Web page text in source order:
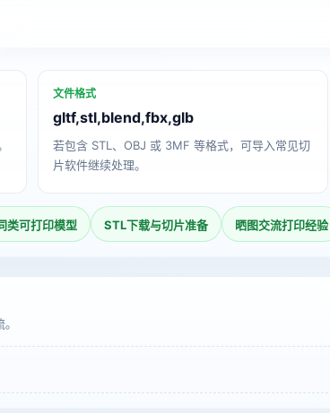
文件格式
gltf,stl,blend,fbx,glb
若包含 STL、OBJ 或 3MF 等格式，可导入常见切
片软件继续处理。
类可打印模型 STL下载与切片准备 晒图交流打印经验